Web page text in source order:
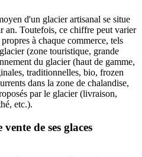
d'un glacier artisanal se situe
an. Toutefois, ce chiffre peut varier
à chaque commerce, tels
(zone touristique, grande
du glacier (haut de gamme,
traditionnelles, bio, frozen
dans la zone de chalandise,
par le glacier (livraison,
etc.).
de ses glaces